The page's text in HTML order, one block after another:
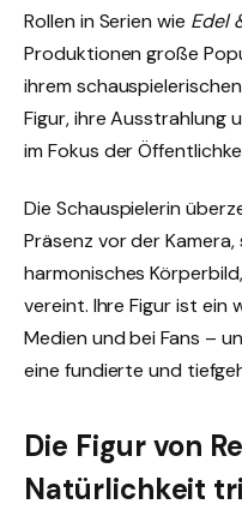
Rollen in Serien wie Edel
Produktionen große
ihrem
Figur, ihre
im Fokus der
Die Schauspielerin
Präsenz vor der
harmonisches
vereint. Ihre Figur ist ein
Medien und bei Fans –
eine fundierte und
Die Figur von
Natürlichkeit